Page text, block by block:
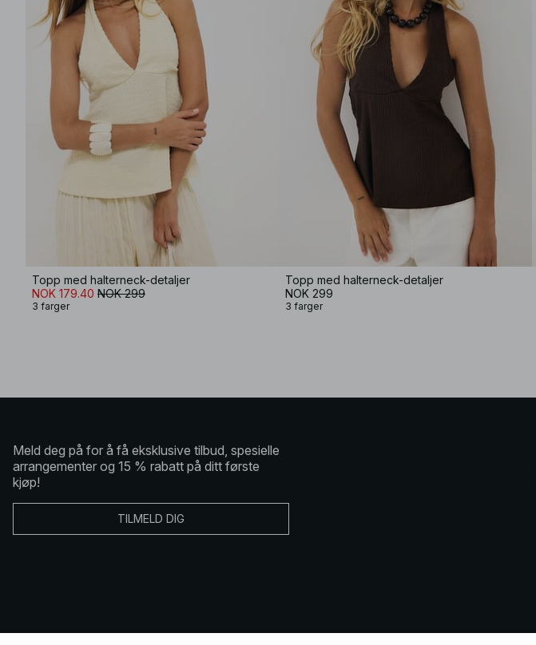
Topp med halterneck-detaljer
NOK 179.40 NOK 299
3 farger
Topp med halterneck-detaljer
NOK 299
3 farger
Meld deg på for å få eksklusive tilbud, spesielle
arrangementer og 15 % rabatt på ditt første
kjøp!
TILMELD DIG